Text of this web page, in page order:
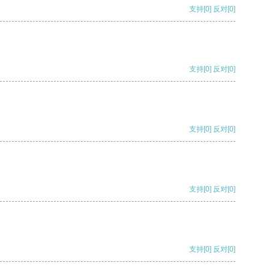
支持[0] 反对[0]
支持[0] 反对[0]
支持[0] 反对[0]
支持[0] 反对[0]
支持[0] 反对[0]